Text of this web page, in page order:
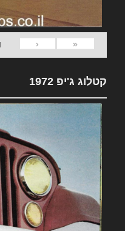
«
‹
קטלוג ג'יפ 1972